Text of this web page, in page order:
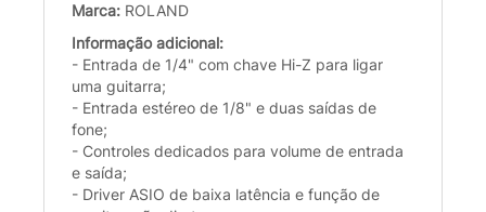
Marca: ROLAND
Informação adicional:
- Entrada de 1/4" com chave Hi-Z para ligar
uma guitarra;
- Entrada estéreo de 1/8" e duas saídas de
fone;
- Controles dedicados para volume de entrada
e saída;
- Driver ASIO de baixa latência e função de